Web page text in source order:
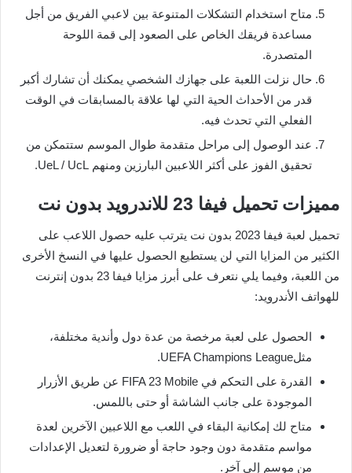
متاح استخدام التشكلات المتنوعة بين لاعبي الفريق من أجل
مساعدة فريقك الخاص على الصعود إلى قمة اللوحة
المتصدرة.
حال نزلت اللعبة على جهازك الشخصي يمكنك أن تشارك أكبر
قدر من الأحداث الحية التي لها علاقة بالمسابقات في الوقت
الفعلي التي تحدث فيه.
عند الوصول إلى مراحل متقدمة طوال الموسم ستتمكن من
تحقيق الفوز على أكثر اللاعبين البارزين ومنهم UeL / UcL.
مميزات تحميل فيفا 23 للاندرويد بدون نت
تحميل لعبة فيفا 2023 بدون نت يترتب عليه حصول اللاعب على
الكثير من المزايا التي لن يستطيع الحصول عليها في النسخ الأخرى
من اللعبة، وفيما يلي نتعرف على أبرز مزايا فيفا 23 بدون إنترنت
للهواتف الأندرويد:
الحصول على لعبة مرخصة من عدة دول وأندية مختلفة،
مثلUEFA Champions League.
القدرة على التحكم في FIFA 23 Mobile عن طريق الأزرار
الموجودة على جانب الشاشة أو حتى باللمس.
متاح لك إمكانية البقاء في اللعب مع اللاعبين الآخرين لعدة
مواسم متقدمة دون وجود حاجة أو ضرورة لتعديل الإعدادات
من موسم إلى آخر.